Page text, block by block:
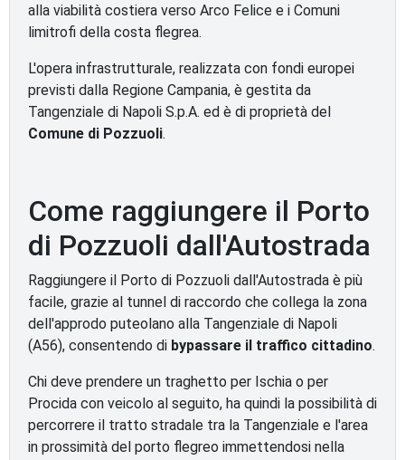
alla viabilità costiera verso Arco Felice e i Comuni
limitrofi della costa flegrea.
L'opera infrastrutturale, realizzata con fondi europei
previsti dalla Regione Campania, è gestita da
Tangenziale di Napoli S.p.A. ed è di proprietà del
Comune di Pozzuoli.
Come raggiungere il Porto
di Pozzuoli dall'Autostrada
Raggiungere il Porto di Pozzuoli dall'Autostrada è più
facile, grazie al tunnel di raccordo che collega la zona
dell'approdo puteolano alla Tangenziale di Napoli
(A56), consentendo di bypassare il traffico cittadino.
Chi deve prendere un traghetto per Ischia o per
Procida con veicolo al seguito, ha quindi la possibilità di
percorrere il tratto stradale tra la Tangenziale e l'area
in prossimità del porto flegreo immettendosi nella